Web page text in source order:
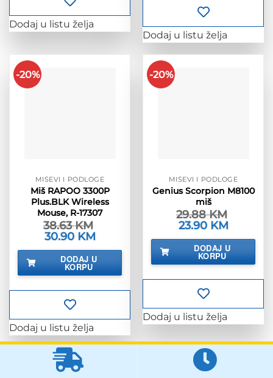
Dodaj u listu želja
Dodaj u listu želja
-20%
MIŠEVI I PODLOGE
Miš RAPOO 3300P
Plus.BLK Wireless
Mouse, R-17307
38.63KM
Izvorna
cijena
bila
38.63 KM.
30.90 KM
je:
30.90 KM.
DODAJ U
KORPU
Dodaj u listu želja
-20%
MIŠEVI I PODLOGE
Genius Scorpion M8100
miš
29.88KM
Izvorna
cijena
bila
29.88 KM.
23.90 KM
je:
23.90 KM.
DODAJ U
KORPU
Dodaj u listu želja